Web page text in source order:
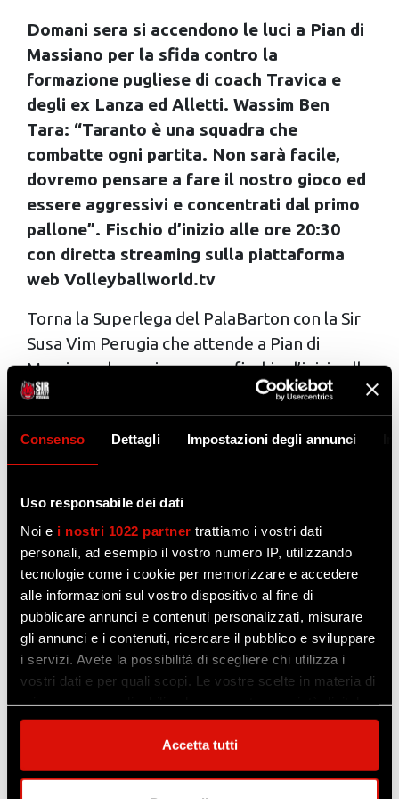
Consenso Dettagli Impostazioni degli annunci
Uso responsabile dei dati
Noi e i nostri 1022 partner trattiamo i vostri dati
personali, ad esempio il vostro numero IP, utilizzando
tecnologie come i cookie per memorizzare e accedere
alle informazioni sul vostro dispositivo al fine di
pubblicare annunci e contenuti personalizzati, misurare
gli annunci e i contenuti, ricercare il pubblico e sviluppare
i servizi. Avete la possibilità di scegliere chi utilizza i
vostri dati e per quali scopi. Le vostre scelte in materia di
privacy sono applicabili solo su questa proprietà digitale
in cui avete effettuato le vostre scelte. È possibile
modificare o revocare il proprio consenso in qualsiasi
momento dalla Dichiarazione sui cookie o facendo clic
Accetta tutti
Domani sera si accendono le luci a Pian di
Massiano per la sfida contro la
formazione pugliese di coach Travica e
degli ex Lanza ed Alletti. Wassim Ben
Tara: “Taranto è una squadra che
combatte ogni partita. Non sarà facile,
dovremo pensare a fare il nostro gioco ed
essere aggressivi e concentrati dal primo
pallone”. Fischio d’inizio alle ore 20:30
con diretta streaming sulla piattaforma
web Volleyballworld.tv
Torna la Superlega del PalaBarton con la Sir
Susa Vim Perugia che attende a Pian di
Massiano domani sera, con fischio d’inizio alle
ore 20:30 e diretta streaming sulla
piattaforma web Volleyballworld.tv, la
Gioiella Prisma Taranto degli ex Lanza ed
Alletti per la quinta di ritorno di campionato.
Sala video e poi allenamento pomeridiano
oggi, ultima rifinitura domattina per i Block
Devils attesi di una gara che, a dispetto della
differenza di punti in classifica, nasconde
molte insidie legate non solo a questioni
tecniche, ma anche all’imminente Final Four
di Coppa Italia.
“Veniamo da una bella performance di
squadra a Modena”, dice Wassim Ben Tara
sempre concentrati e facendo un buon